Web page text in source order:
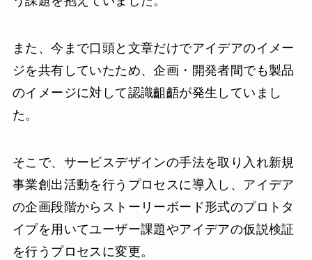
また、今まで口頭と文章だけでアイデアのイメー
ジを共有していたため、企画・開発者間でも製品
のイメージに対して認識齟齬が発生していまし
た。
そこで、サービスデザインの手法を取り入れ新規
事業創出活動を行うプロセスに導入し、アイデア
の企画段階からストーリーボード形式のプロトタ
イプを用いてユーザー課題やアイデアの仮説検証
を行うプロセスに変更。